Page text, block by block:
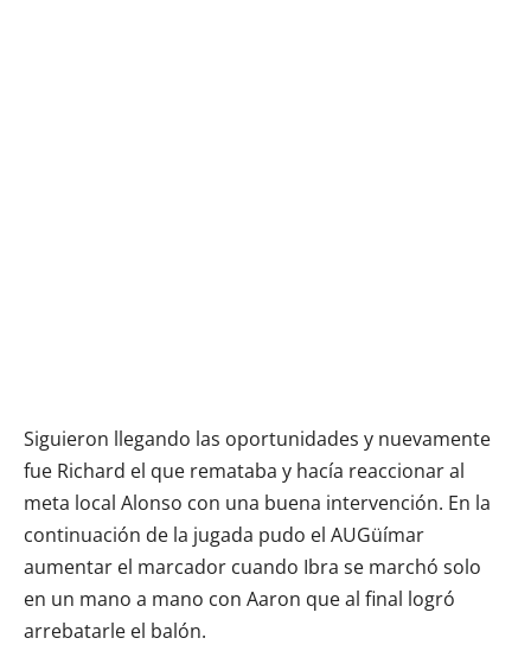
Siguieron llegando las oportunidades y nuevamente
fue Richard el que remataba y hacía reaccionar al
meta local Alonso con una buena intervención. En la
continuación de la jugada pudo el AUGüímar
aumentar el marcador cuando Ibra se marchó solo
en un mano a mano con Aaron que al final logró
arrebatarle el balón.